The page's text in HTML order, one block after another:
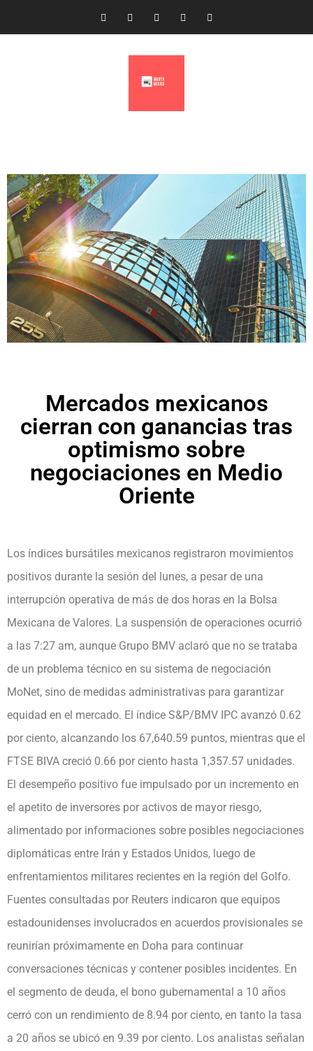
Mercados mexicanos
cierran con ganancias tras
optimismo sobre
negociaciones en Medio
Oriente
Los índices bursátiles mexicanos registraron movimientos
positivos durante la sesión del lunes, a pesar de una
interrupción operativa de más de dos horas en la Bolsa
Mexicana de Valores. La suspensión de operaciones ocurrió
a las 7:27 am, aunque Grupo BMV aclaró que no se trataba
de un problema técnico en su sistema de negociación
MoNet, sino de medidas administrativas para garantizar
equidad en el mercado. El índice S&P/BMV IPC avanzó 0.62
por ciento, alcanzando los 67,640.59 puntos, mientras que el
FTSE BIVA creció 0.66 por ciento hasta 1,357.57 unidades.
El desempeño positivo fue impulsado por un incremento en
el apetito de inversores por activos de mayor riesgo,
alimentado por informaciones sobre posibles negociaciones
diplomáticas entre Irán y Estados Unidos, luego de
enfrentamientos militares recientes en la región del Golfo.
Fuentes consultadas por Reuters indicaron que equipos
estadounidenses involucrados en acuerdos provisionales se
reunirían próximamente en Doha para continuar
conversaciones técnicas y contener posibles incidentes. En
el segmento de deuda, el bono gubernamental a 10 años
cerró con un rendimiento de 8.94 por ciento, en tanto la tasa
a 20 años se ubicó en 9.39 por ciento. Los analistas señalan